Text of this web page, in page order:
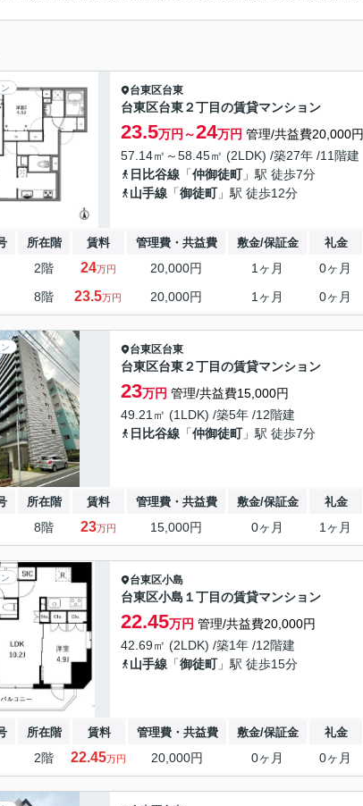
台東区台東
台東区台東２丁目の賃貸マンション
23.5万円～24万円 管理/共益費20,000円
57.14㎡～58.45㎡ (2LDK) /築27年 /11階建
日比谷線 「仲御徒町」駅 徒歩7分
山手線 「御徒町」駅 徒歩12分
所在階 賃料 管理費・共益費 敷金/保証金 礼金
2階 24万円 20,000円 1ヶ月 0ヶ月
8階 23.5万円 20,000円 1ヶ月 0ヶ月
台東区台東
台東区台東２丁目の賃貸マンション
23万円 管理/共益費15,000円
49.21㎡ (1LDK) /築5年 /12階建
日比谷線 「仲御徒町」駅 徒歩7分
所在階 賃料 管理費・共益費 敷金/保証金 礼金
8階 23万円 15,000円 0ヶ月 1ヶ月
台東区小島
台東区小島１丁目の賃貸マンション
22.45万円 管理/共益費20,000円
42.69㎡ (2LDK) /築1年 /12階建
山手線 「御徒町」駅 徒歩15分
所在階 賃料 管理費・共益費 敷金/保証金 礼金
2階 22.45万円 20,000円 0ヶ月 0ヶ月